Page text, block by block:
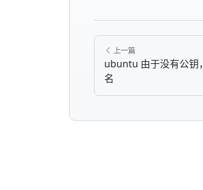
上一篇
ubuntu 由于没有公钥
名